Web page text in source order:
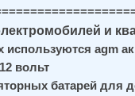
и
используются agm
вольт
батарей для